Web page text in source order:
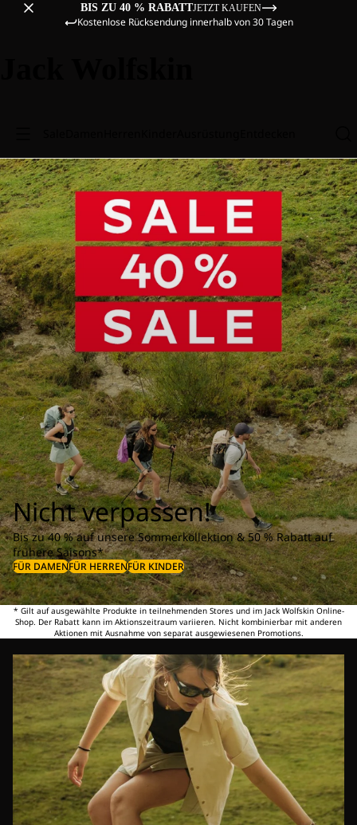
BIS ZU 40 % RABATTJETZT KAUFEN
Kostenlose Rücksendung innerhalb von 30 Tagen
Nicht verpassen!
Bis zu 40 % auf unsere Sommerkollektion & 50 % Rabatt auf
frühere Saisons*
FÜR DAMENFÜR HERRENFÜR KINDER
* Gilt auf ausgewählte Produkte in teilnehmenden Stores und im Jack Wolfskin Online-
Shop. Der Rabatt kann im Aktionszeitraum variieren. Nicht kombinierbar mit anderen
Aktionen mit Ausnahme von separat ausgewiesenen Promotions.